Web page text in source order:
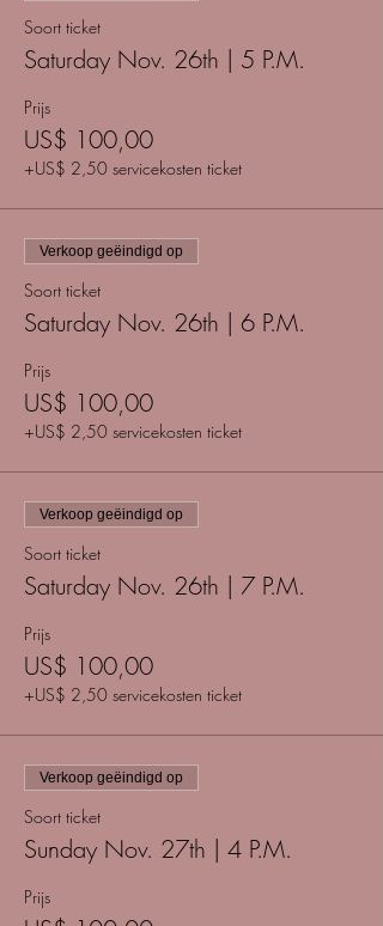
Soort ticket
Saturday Nov. 26th | 5 P.M.
Prijs
US$ 100,00
+US$ 2,50 servicekosten ticket
Verkoop geëindigd op
Soort ticket
Saturday Nov. 26th | 6 P.M.
Prijs
US$ 100,00
+US$ 2,50 servicekosten ticket
Verkoop geëindigd op
Soort ticket
Saturday Nov. 26th | 7 P.M.
Prijs
US$ 100,00
+US$ 2,50 servicekosten ticket
Verkoop geëindigd op
Soort ticket
Sunday Nov. 27th | 4 P.M.
Prijs